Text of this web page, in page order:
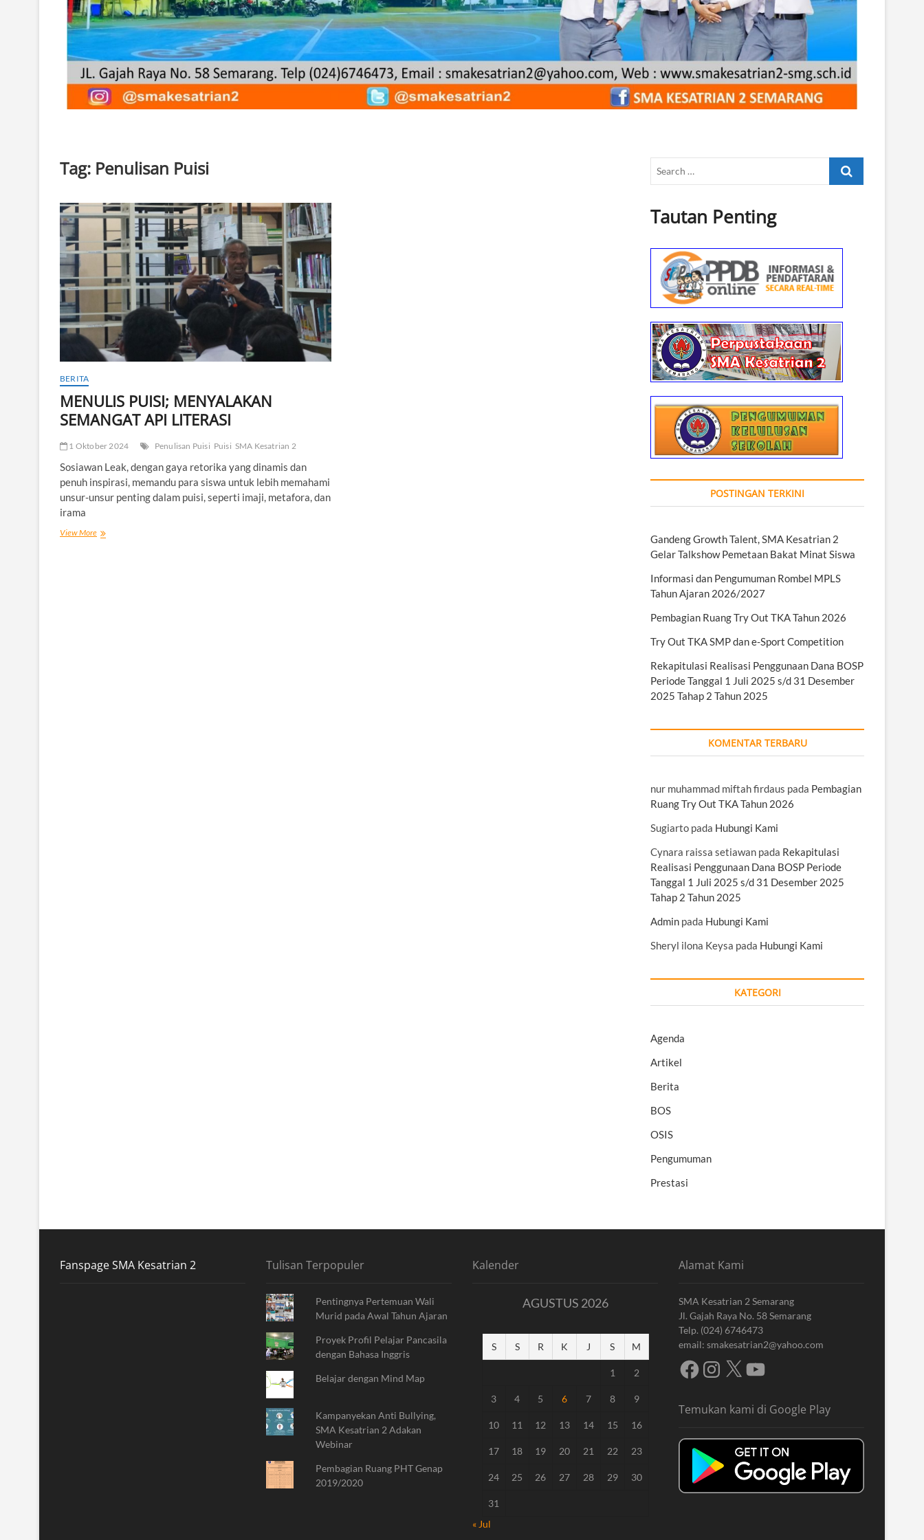
Tag: Penulisan Puisi
BERITA
MENULIS PUISI; MENYALAKAN
SEMANGAT API LITERASI
1 Oktober 2024 Penulisan Puisi Puisi SMA Kesatrian 2
Sosiawan Leak, dengan gaya retorika yang dinamis dan
penuh inspirasi, memandu para siswa untuk lebih memahami
unsur-unsur penting dalam puisi, seperti imaji, metafora, dan
irama
View MoreMENULIS
Search
Tautan Penting
POSTINGAN TERKINI
Gandeng Growth Talent, SMA Kesatrian 2
Gelar Talkshow Pemetaan Bakat Minat Siswa
Informasi dan Pengumuman Rombel MPLS
Tahun Ajaran 2026/2027
Pembagian Ruang Try Out TKA Tahun 2026
Try Out TKA SMP dan e-Sport Competition
Rekapitulasi Realisasi Penggunaan Dana BOSP
Periode Tanggal 1 Juli 2025 s/d 31 Desember
2025 Tahap 2 Tahun 2025
KOMENTAR TERBARU
nur muhammad miftah firdaus pada Pembagian
Ruang Try Out TKA Tahun 2026
Sugiarto pada Hubungi Kami
Cynara raissa setiawan pada Rekapitulasi
Realisasi Penggunaan Dana BOSP Periode
Tanggal 1 Juli 2025 s/d 31 Desember 2025
Tahap 2 Tahun 2025
Admin pada Hubungi Kami
Sheryl ilona Keysa pada Hubungi Kami
KATEGORI
Agenda
Artikel
Berita
BOS
OSIS
Pengumuman
Prestasi
Fanspage SMA Kesatrian 2 Tulisan Terpopuler
Pentingnya Pertemuan Wali
Murid pada Awal Tahun Ajaran
Proyek Profil Pelajar Pancasila
dengan Bahasa Inggris
Belajar dengan Mind Map
Kampanyekan Anti Bullying,
SMA Kesatrian 2 Adakan
Webinar
Pembagian Ruang PHT Genap
2019/2020
Kalender
AGUSTUS 2026
S S R K J S M
1 2
3 4 5 6 7 8 9
10 11 12 13 14 15 16
17 18 19 20 21 22 23
24 25 26 27 28 29 30
31
« Jul
Alamat Kami
SMA Kesatrian 2 Semarang
Jl. Gajah Raya No. 58 Semarang
Telp. (024) 6746473
email: smakesatrian2@yahoo.com
FacebookInstagram
X YouTube
Temukan kami di Google Play